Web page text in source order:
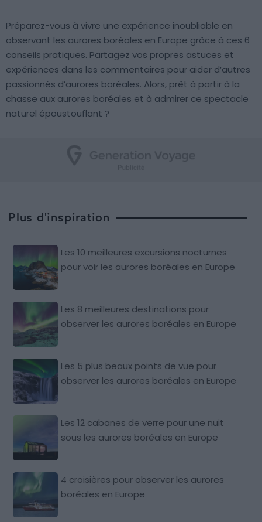
Préparez-vous à vivre une expérience inoubliable en
observant les aurores boréales en Europe grâce à ces 6
conseils pratiques. Partagez vos propres astuces et
expériences dans les commentaires pour aider d’autres
passionnés d’aurores boréales. Alors, prêt à partir à la
chasse aux aurores boréales et à admirer ce spectacle
naturel époustouflant ?
Plus d'inspiration
Les 10 meilleures excursions nocturnes
pour voir les aurores boréales en Europe
Les 8 meilleures destinations pour
observer les aurores boréales en Europe
Les 5 plus beaux points de vue pour
observer les aurores boréales en Europe
Les 12 cabanes de verre pour une nuit
sous les aurores boréales en Europe
4 croisières pour observer les aurores
boréales en Europe